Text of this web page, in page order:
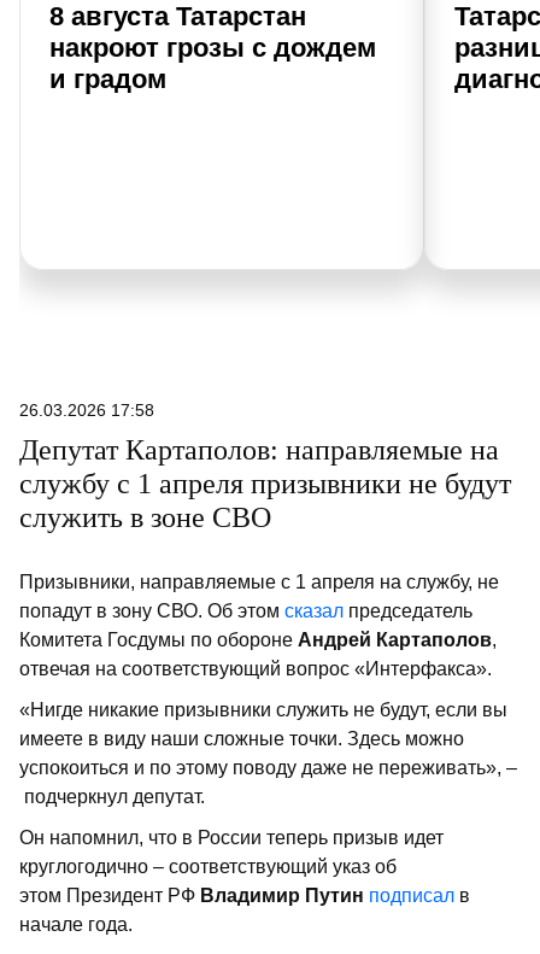
8 августа Татарстан
накроют грозы с дождем
и градом
26.03.2026 17:58
Депутат Картаполов: направляемые на
службу с 1 апреля призывники не будут
служить в зоне СВО
Призывники, направляемые с 1 апреля на службу, не
попадут в зону СВО. Об этом сказал председатель
Комитета Госдумы по обороне Андрей Картаполов,
отвечая на соответствующий вопрос «Интерфакса».
«Нигде никакие призывники служить не будут, если вы
имеете в виду наши сложные точки. Здесь можно
успокоиться и по этому поводу даже не переживать», –
подчеркнул депутат.
Он напомнил, что в России теперь призыв идет
круглогодично – соответствующий указ об
этом Президент РФ Владимир Путин подписал в
начале года.